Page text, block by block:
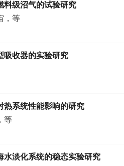
料级沼气的试验研究
，等
吸收器的实验研究
热系统性能影响的研究
等
水淡化系统的稳态实验研究